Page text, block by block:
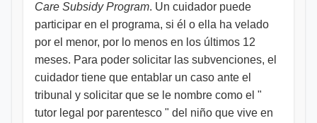
Care Subsidy Program. Un cuidador puede
participar en el programa, si él o ella ha velado
por el menor, por lo menos en los últimos 12
meses. Para poder solicitar las subvenciones, el
cuidador tiene que entablar un caso ante el
tribunal y solicitar que se le nombre como el "
tutor legal por parentesco " del niño que vive en